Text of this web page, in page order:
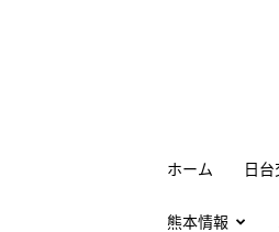
ホーム 日
熊本情報